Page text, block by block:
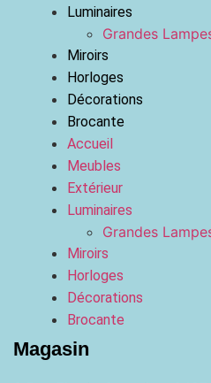
Luminaires
Grandes
Miroirs
Horloges
Décorations
Brocante
Accueil
Meubles
Extérieur
Luminaires
Grandes
Miroirs
Horloges
Décorations
Brocante
Magasin